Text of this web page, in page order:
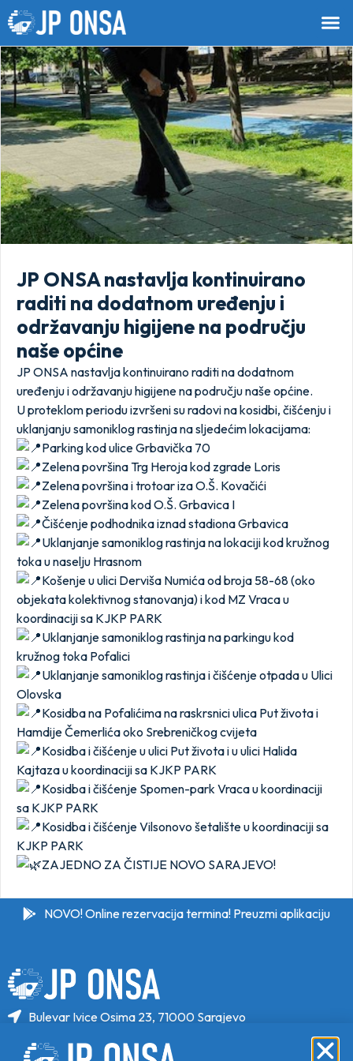
JP ONSA nastavlja kontinuirano
raditi na dodatnom uređenju i
održavanju higijene na području
naše općine
JP ONSA nastavlja kontinuirano raditi na dodatnom
uređenju i održavanju higijene na području naše općine.
U proteklom periodu izvršeni su radovi na kosidbi, čišćenju i
uklanjanju samoniklog rastinja na sljedećim lokacijama:
Parking kod ulice Grbavička 70
Zelena površina Trg Heroja kod zgrade Loris
Zelena površina i trotoar iza O.Š. Kovačići
Zelena površina kod O.Š. Grbavica I
Čišćenje podhodnika iznad stadiona Grbavica
Uklanjanje samoniklog rastinja na lokaciji kod kružnog
toka u naselju Hrasnom
Košenje u ulici Derviša Numića od broja 58-68 (oko
objekata kolektivnog stanovanja) i kod MZ Vraca u
koordinaciji sa KJKP PARK
Uklanjanje samoniklog rastinja na parkingu kod
kružnog toka Pofalici
Uklanjanje samoniklog rastinja i čišćenje otpada u Ulici
Olovska
Kosidba na Pofalićima na raskrsnici ulica Put života i
Hamdije Čemerlića oko Srebreničkog cvijeta
Kosidba i čišćenje u ulici Put života i u ulici Halida
Kajtaza u koordinaciji sa KJKP PARK
Kosidba i čišćenje Spomen-park Vraca u koordinaciji
sa KJKP PARK
Kosidba i čišćenje Vilsonovo šetalište u koordinaciji sa
KJKP PARK
ZAJEDNO ZA ČISTIJE NOVO SARAJEVO!
NOVO! Online rezervacija termina! Preuzmi aplikaciju
Bulevar Ivice Osima 23, 71000 Sarajevo
+387 33 646 471